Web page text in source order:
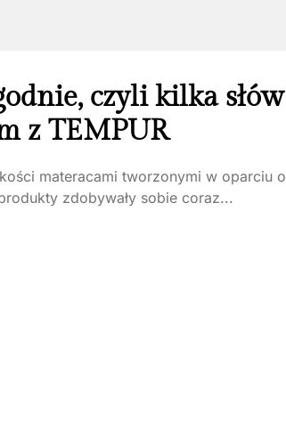
czyli kilka słów
z TEMPUR
materacami tworzonymi w oparciu o
zdobywały sobie coraz...